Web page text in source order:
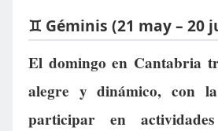
♊ Géminis (21 may – 20
El domingo en Cantabria
alegre y dinámico, con
participar en